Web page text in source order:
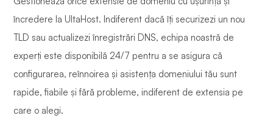
încredere la UltaHost. Indiferent dacă îți securizezi un nou
TLD sau actualizezi înregistrări DNS, echipa noastră de
experți este disponibilă 24/7 pentru a se asigura că
configurarea, reînnoirea și asistența domeniului tău sunt
rapide, fiabile și fără probleme, indiferent de extensia pe
care o alegi.